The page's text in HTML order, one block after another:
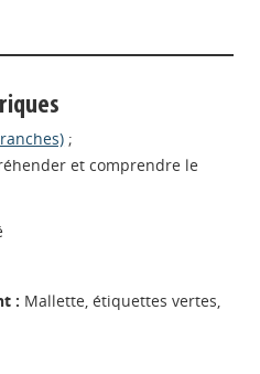
;
et comprendre le
: Mallette, étiquettes vertes,